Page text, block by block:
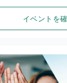
イベントを